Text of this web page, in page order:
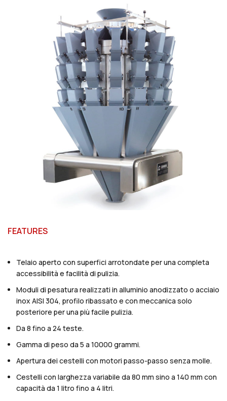
FEATURES
Telaio aperto con superfici arrotondate per una completa
accessibilità e facilità di pulizia.
Moduli di pesatura realizzati in alluminio anodizzato o acciaio
inox AISI 304, profilo ribassato e con meccanica solo
posteriore per una più facile pulizia.
Da 8 fino a 24 teste.
Gamma di peso da 5 a 10000 grammi.
Apertura dei cestelli con motori passo-passo senza molle.
Cestelli con larghezza variabile da 80 mm sino a 140 mm con
capacità da 1 litro fino a 4 litri.